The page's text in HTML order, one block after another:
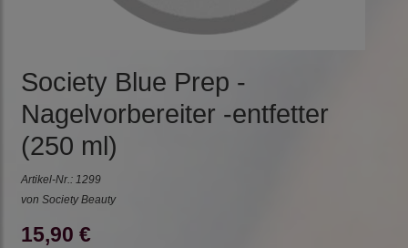
Society Blue Prep -
Nagelvorbereiter -entfetter
(250 ml)
Artikel-Nr.: 1299
von Society Beauty
15,90 €